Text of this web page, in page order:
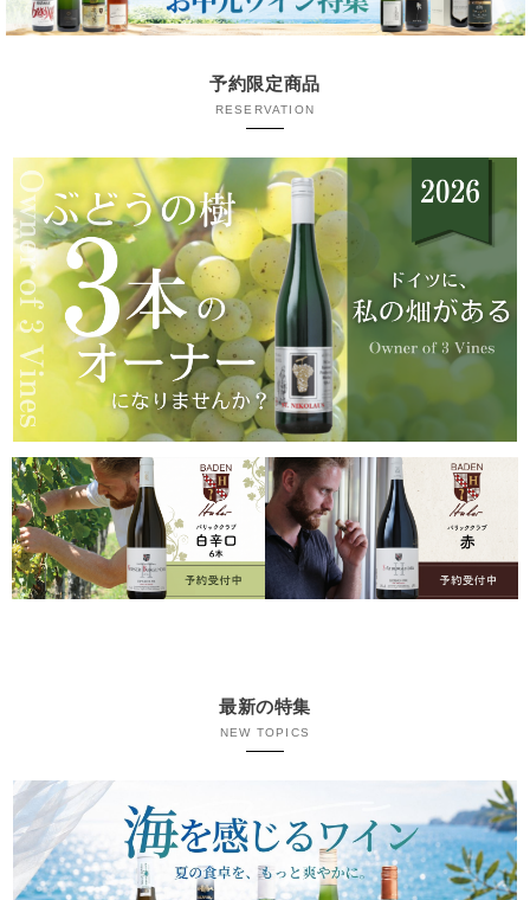
予約限定商品
RESERVATION
最新の特集
NEW TOPICS